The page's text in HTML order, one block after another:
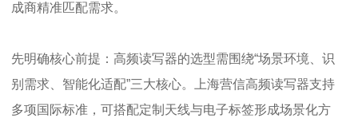
成商精准匹配需求。
先明确核心前提：高频读写器的选型需围绕“场景环境、识
别需求、智能化适配”三大核心。上海营信高频读写器支持
多项国际标准，可搭配定制天线与电子标签形成场景化方